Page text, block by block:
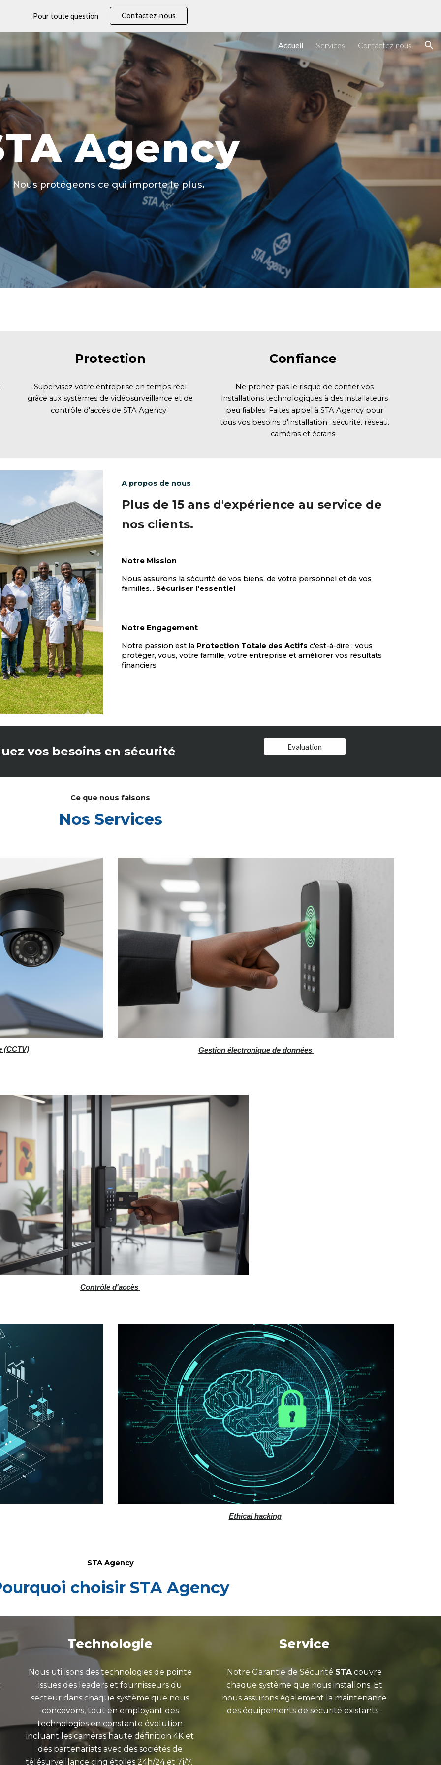
to main content Skip to navigation
Pour toute question Contactez-nous
Accueil Services Contactez-nous
Agency
Nous protégeons ce qui importe le plus.
Protection
Supervisez votre entreprise en temps réel
grâce aux systèmes de vidéosurveillance et de
contrôle d'accès de STA Agency.
Confiance
Ne prenez pas le risque de confier vos
installations technologiques à des installateurs
peu fiables. Faites appel à STA Agency pour
tous vos besoins d'installation : sécurité, réseau,
caméras et écrans.
A propos de nous
Plus de 15ans d'expérience au service de
nos clients.
Notre Mission
Nous assurons la sécurité de vos biens, de votre personnel et de vos
familles... Sécuriser l'essentiel
Notre Engagement
Notre passion est la Protection Totale des Actifs c'est-à-dire : vous
protéger, vous, votre famille, votre entreprise et améliorer vos résultats
financiers.
vos besoins en sécurité Evaluation
Ce que nous faisons
Nos Services
(CCTV) Gestion électronique de données
Contrôle d'accès
Ethical hacking
STA Agency
choisir STA Agency
Technologie
Nous utilisons des technologies de pointe
issues des leaders et fournisseurs du
secteur dans chaque système que nous
concevons, tout en employant des
technologies en constante évolution
incluant les caméras haute définition 4K et
des partenariats avec des sociétés de
télésurveillance cinq étoiles 24h/24 et 7j/7.
Service
Notre Garantie de Sécurité STAcouvre
chaque système que nous installons. Et
nous assurons également la maintenance
des équipements de sécurité existants.